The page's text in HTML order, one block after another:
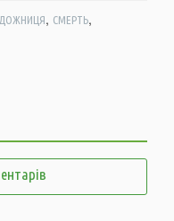
, СМЕРТЬ,